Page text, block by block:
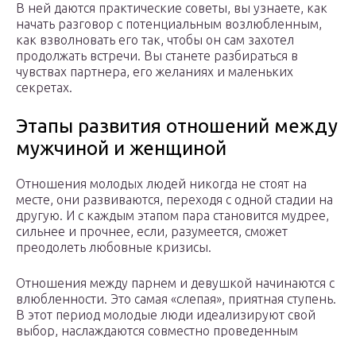
В ней даются практические советы, вы узнаете, как
начать разговор с потенциальным возлюбленным,
как взволновать его так, чтобы он сам захотел
продолжать встречи. Вы станете разбираться в
чувствах партнера, его желаниях и маленьких
секретах.
Этапы развития отношений между
мужчиной и женщиной
Отношения молодых людей никогда не стоят на
месте, они развиваются, переходя с одной стадии на
другую. И с каждым этапом пара становится мудрее,
сильнее и прочнее, если, разумеется, сможет
преодолеть любовные кризисы.
Отношения между парнем и девушкой начинаются с
влюбленности. Это самая «слепая», приятная ступень.
В этот период молодые люди идеализируют свой
выбор, наслаждаются совместно проведенным